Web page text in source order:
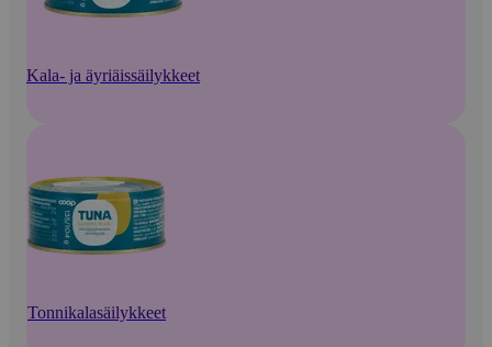
Kala- ja äyriäissäilykkeet
Tonnikalasäilykkeet